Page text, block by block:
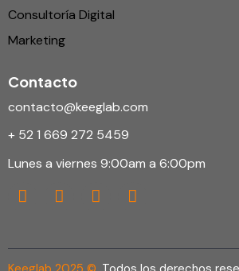
Consultoría Digital
Marketing
Contacto
contacto@keeglab.com
+ 52 1 669 272 5459
Lunes a viernes 9:00am a 6:00pm